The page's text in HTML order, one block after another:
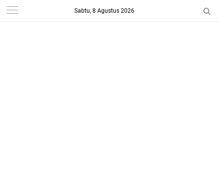
Sabtu, 8 Agustus 2026